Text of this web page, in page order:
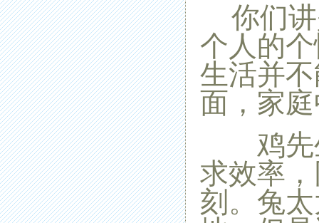
你们讲
个人的
生活并
面，家
鸡先生
求效率
刻。兔